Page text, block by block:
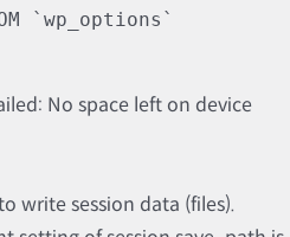
`wp_options`
No space left on device
write session data (files).